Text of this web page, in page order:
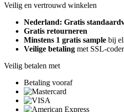
Veilig en vertrouwd winkelen
Nederland: Gratis
Gratis retourneren
Minstens 1 gratis sample bij
Veilige betaling met SSL-
Veilig betalen met
Betaling vooraf